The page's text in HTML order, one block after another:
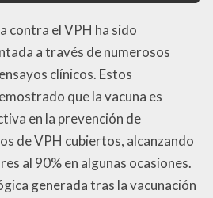
contra el VPH ha sido
a través de numerosos
clínicos. Estos
que la vacuna es
en la prevención de
de VPH cubiertos, alcanzando
al 90% en algunas ocasiones.
generada tras la vacunación